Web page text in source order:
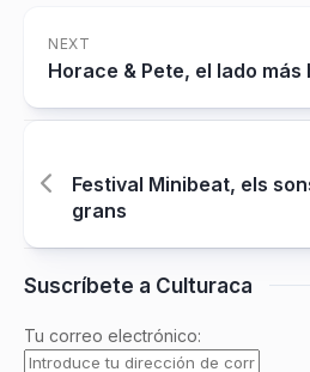
NEXT
Horace & Pete, el lado más
Festival Minibeat, els
grans
Suscríbete a Culturaca
Tu correo electrónico: